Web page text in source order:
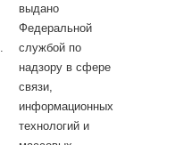
выдано
Федеральной
службой по
надзору в сфере
связи,
информационных
технологий и